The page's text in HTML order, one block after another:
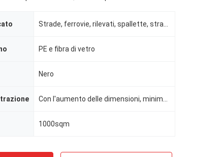
PE e fibra di vetro
Nero
trazione
1000sqm